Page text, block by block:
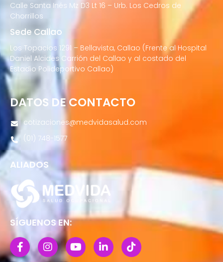
Calle Santa Inés Mz D3 Lt 16 – Urb. Los Cedros de
Chorrillos
Sede Callao
Los Topacios 1291 – Bellavista, Callao (Frente al Hospital
Daniel Alcides Carrión del Callao y al costado del
Estadio Polideportivo Callao)
DATOS DE CONTACTO
cotizaciones@medvidasalud.com
(01) 748-1577
ALIADOS
SÍGUENOS EN: